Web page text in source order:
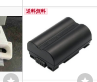
送料無料